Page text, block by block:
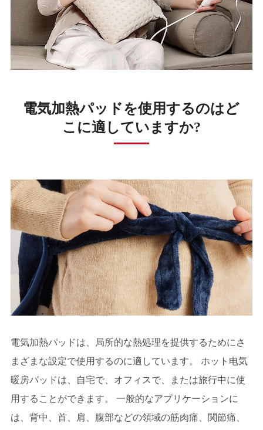
電気加熱パッドを使用するのはど
こに適していますか?
電気加熱パッドは、局所的な熱処理を提供するためにさ
まざまな設定で使用するのに適しています。 ホット电気
暖房パッドは、自宅で、オフィスで、または旅行中に使
用することができます。 一般的なアプリケーションに
は、背中、首、肩、腹部などの領域の筋肉痛、関節痛、